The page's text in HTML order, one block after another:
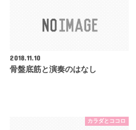
2018.11.10
骨盤底筋と演奏のはなし
カラダとココロ